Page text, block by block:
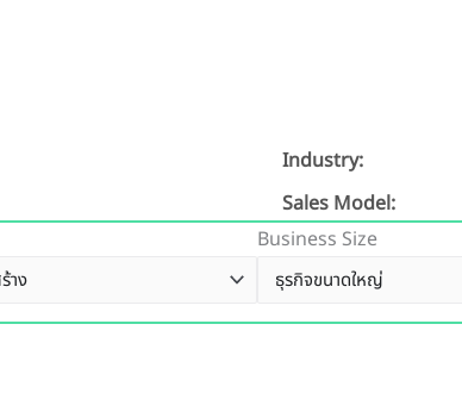
Industry:
Sales Model:
Business Size